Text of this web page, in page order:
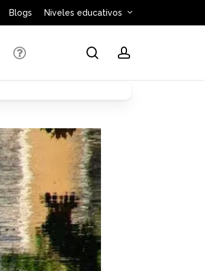
Blogs Niveles educativos
searchaccount